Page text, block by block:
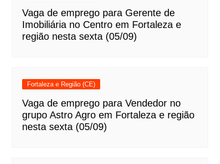
Vaga de emprego para Gerente de
Imobiliária no Centro em Fortaleza e
região nesta sexta (05/09)
Fortaleza e Região (CE)
Vaga de emprego para Vendedor no
grupo Astro Agro em Fortaleza e região
nesta sexta (05/09)